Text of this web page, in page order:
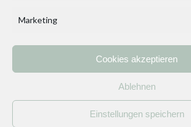
Marketing
Cookies akzeptieren
Ablehnen
Einstellungen speichern
Kontakt
Impressum/ Datenschutzerklärung